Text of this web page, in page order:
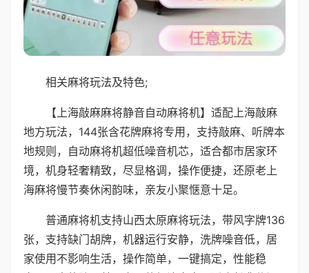
相关麻将玩法及特色;
【上海敲麻麻将静音自动麻将机】适配上海敲麻
地方玩法，144张含花牌麻将专用，支持敲麻、听牌本
地规则，自动麻将机超低噪音机芯，适合都市居家环
境，机身轻奢精致，尽显格调，操作便捷，还原老上
海麻将慢节奏休闲韵味，亲友小聚惬意十足。
普通麻将机支持山西太原麻将玩法，带风字牌136
张，支持缺门胡牌，机器运行安静，洗牌噪音低，居
家使用不影响生活，操作简单，一键搞定，性能稳